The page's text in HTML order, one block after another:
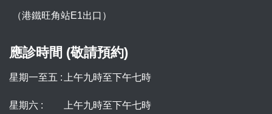
（港鐵旺角站E1出口）
應診時間 (敬請預約)
星期一至五 : 上午九時至下午七時
星期六 : 上午九時至下午七時